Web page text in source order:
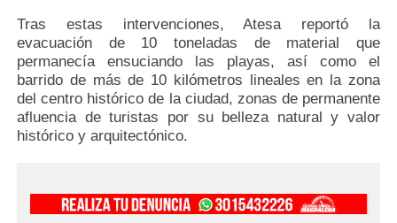
Tras estas intervenciones, Atesa reportó la
evacuación de 10 toneladas de material que
permanecía ensuciando las playas, así como el
barrido de más de 10 kilómetros lineales en la zona
del centro histórico de la ciudad, zonas de permanente
afluencia de turistas por su belleza natural y valor
histórico y arquitectónico.